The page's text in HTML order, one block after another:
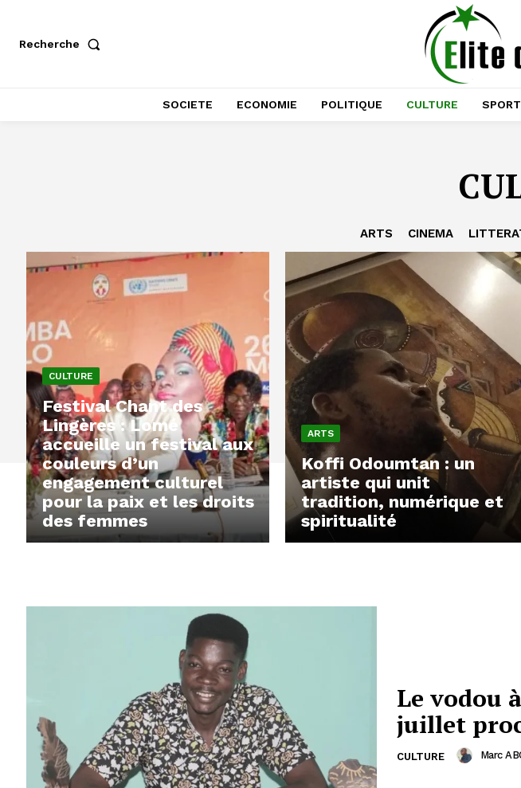
Recherche
SOCIETE ECONOMIE POLITIQUE CULTURE SPORT
ARTS CINEMA
CULTURE
Festival Chant des
Lingères : Lomé
accueille un festival aux
couleurs d’un
engagement culturel
pour la paix et les droits
des femmes
ARTS
Koffi Odoumtan : un
artiste qui unit
tradition, numérique et
spiritualité
Le vodou
juillet
CULTURE Marc